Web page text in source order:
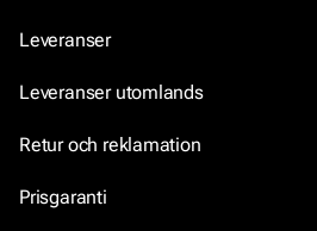
Leveranser
Leveranser utomlands
Retur och reklamation
Prisgaranti